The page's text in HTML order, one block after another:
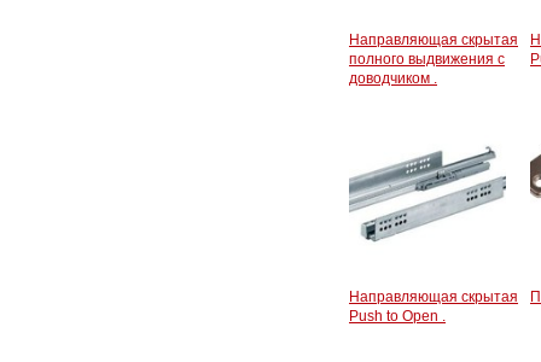
Направляющая скрытая
полного выдвижения с
доводчиком .
Направляющая скрытая
Push to Open .